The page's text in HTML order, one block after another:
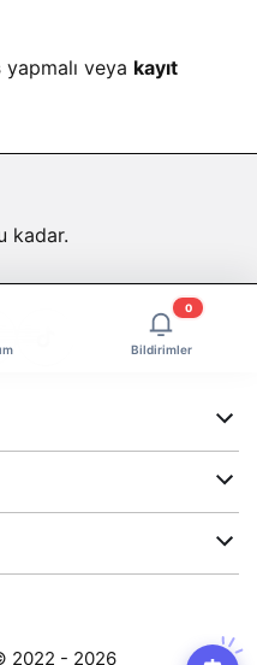
yapmalı veya kayıt
kadar.
Bildirimler
0
2022 - 2026